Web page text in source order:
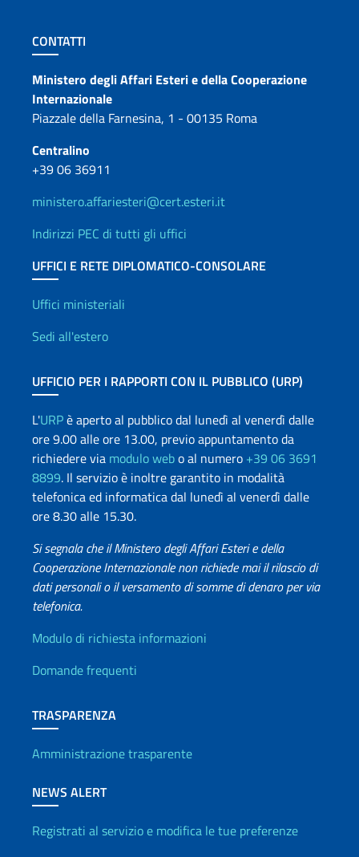
Sezione footer
CONTATTI
Contatti
Ministero degli Affari Esteri e della Cooperazione
Internazionale
Piazzale della Farnesina, 1 - 00135 Roma
Centralino
+39 06 36911
ministero.affariesteri@cert.esteri.it
Indirizzi PEC di tutti gli uffici
UFFICI E RETE DIPLOMATICO-CONSOLARE
Uffici e Rete diplomatica
Uffici ministeriali
Sedi all'estero
UFFICIO PER I RAPPORTI CON IL PUBBLICO (URP)
L'URPè aperto al pubblico dal lunedì al venerdì dalle
ore 9.00 alle ore 13.00, previo appuntamento da
richiedere via modulo webo al numero +39 06 3691
8899. Il servizio è inoltre garantito in modalità
telefonica ed informatica dal lunedì al venerdì dalle
ore 8.30 alle 15.30.
Si segnala che il Ministero degli Affari Esteri e della
Cooperazione Internazionale non richiede mai il rilascio di
dati personali o il versamento di somme di denaro per via
telefonica.
Info utili
Modulo di richiesta informazioni
Domande frequenti
TRASPARENZA
Amministrazione trasparente
NEWS ALERT
Registrati al servizio e modifica le tue preferenze